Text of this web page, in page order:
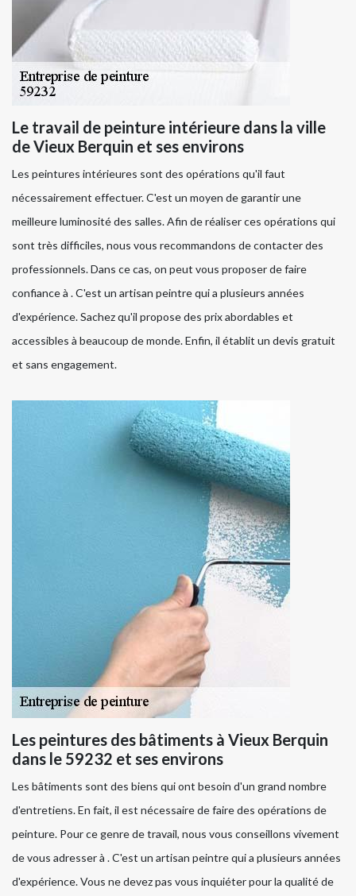
Le travail de peinture intérieure dans la ville
de Vieux Berquin et ses environs
Les peintures intérieures sont des opérations qu'il faut
nécessairement effectuer. C'est un moyen de garantir une
meilleure luminosité des salles. Afin de réaliser ces opérations qui
sont très difficiles, nous vous recommandons de contacter des
professionnels. Dans ce cas, on peut vous proposer de faire
confiance à . C'est un artisan peintre qui a plusieurs années
d'expérience. Sachez qu'il propose des prix abordables et
accessibles à beaucoup de monde. Enfin, il établit un devis gratuit
et sans engagement.
Les peintures des bâtiments à Vieux Berquin
dans le 59232 et ses environs
Les bâtiments sont des biens qui ont besoin d'un grand nombre
d'entretiens. En fait, il est nécessaire de faire des opérations de
peinture. Pour ce genre de travail, nous vous conseillons vivement
de vous adresser à . C'est un artisan peintre qui a plusieurs années
d'expérience. Vous ne devez pas vous inquiéter pour la qualité de